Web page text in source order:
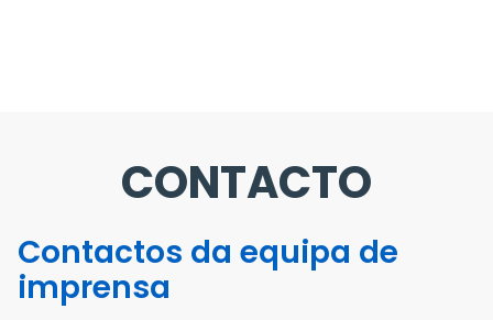
CONTACTO
Contactos da equipa de
imprensa